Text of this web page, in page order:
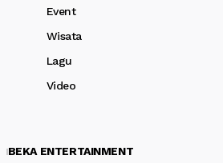
Event
Wisata
Lagu
Video
BEKA ENTERTAINMENT